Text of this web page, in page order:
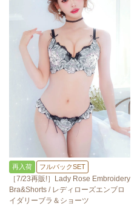
再入荷 フルバックSET
［7/23再販!］Lady Rose Embroidery
Bra&Shorts / レディローズエンブロ
イダリーブラ＆ショーツ